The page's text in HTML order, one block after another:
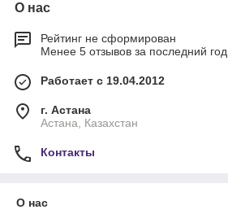
О нас
Рейтинг не сформирован
Менее 5 отзывов за последний год
Работает с 19.04.2012
г. Астана
Астана, Казахстан
Контакты
О нас